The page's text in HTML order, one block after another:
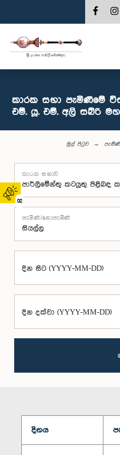
02
කාරක සභා පැමිණීමේ
එම්. යූ. එම්. අලි සබ්රි
මුල් පිටුව
කාරක සභාව
පැමිණි/නොපැමිණි
දින සිට (YYYY-MM-DD)
දින දක්වා (YYYY-MM-DD)
දිනය